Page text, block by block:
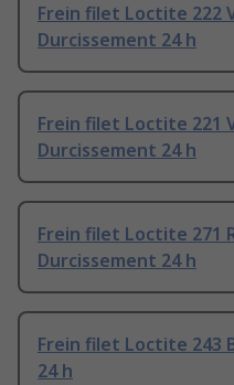
Frein filet Loctite 222
Durcissement 24 h
Frein filet Loctite 221
Durcissement 24 h
Frein filet Loctite 271
Durcissement 24 h
Frein filet Loctite 243
24 h